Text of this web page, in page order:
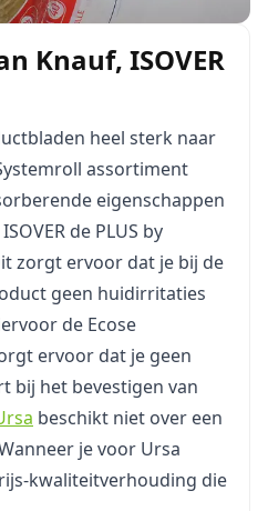
Knauf, ISOVER
heel sterk naar
assortiment
eigenschappen
de PLUS by
zorgt ervoor dat je bij de
geen huidirritaties
de Ecose
ervoor dat je geen
bij het bevestigen van
beschikt niet over een
je voor Ursa
kwaliteitverhouding die